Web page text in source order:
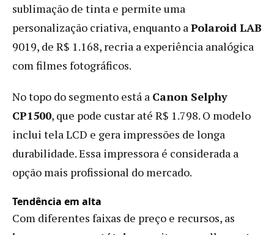
sublimação de tinta e permite uma
personalização criativa, enquanto aPolaroid LAB
9019, de R$ 1.168, recria a experiência analógica
com filmes fotográficos.
No topo do segmento está a Canon Selphy
CP1500, que pode custar até R$ 1.798. O modelo
inclui tela LCD e gera impressões de longa
durabilidade. Essa impressora é considerada a
opção mais profissional do mercado.
Tendência em alta
Com diferentes faixas de preço e recursos, as